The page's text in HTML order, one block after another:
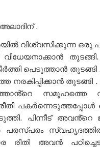
.
വിശ്വസിക്കുന്ന ഒരു
പെടുത്താൻ തുടങ്ങി
നരകിപ്പിക്കാൻ
സമൂഹത്തെ
പിന്നീട് അവൻ്റെ
പരസ്പരം
രീതി അവൻ